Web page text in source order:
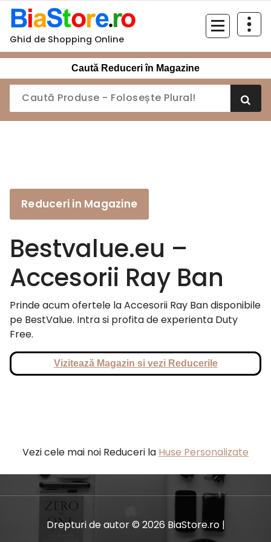
Sari
conținut
Ghid de Shopping Online
Caută Reduceri în Magazine
Reduceri in Magazine
Bestvalue.eu –
Accesorii Ray Ban
Prinde acum ofertele la Accesorii Ray Ban disponibile
pe BestValue. Intra si profita de experienta Duty
Free.
Vizitează Magazin si vezi Reducerile
Vezi cele mai noi Reduceri la Huse Personalizate
Drepturi de autor © 2026 BiaStore.ro |